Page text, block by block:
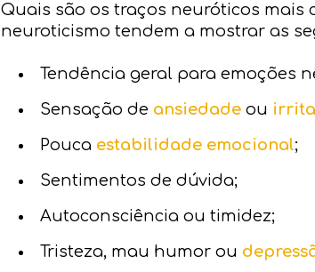
Quais são os traços neuróticos mais
neuroticismo tendem a mostrar as
Tendência geral para emoções
Sensação de ansiedade ou
Pouca estabilidade emocional;
Sentimentos de dúvida;
Autoconsciência ou timidez;
Tristeza, mau humor ou